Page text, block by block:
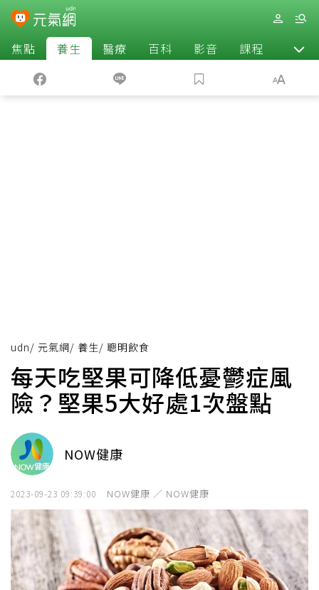
焦點 養生 醫療 百科 影音 課程 退休
udn/ 元氣網/ 養生/ 聰明飲食
每天吃堅果可降低憂鬱症風
險？堅果5大好處1次盤點
NOW健康
2023-09-23 09:39:00 NOW健康 ／ NOW健康